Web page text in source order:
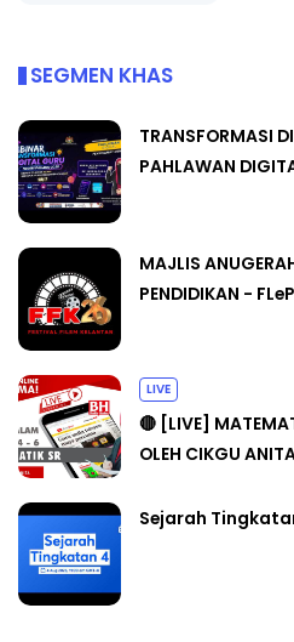
SEGMEN KHAS
TRANSFORMASI
PAHLAWAN
MAJLIS
PENDIDIKAN -
LIVE
🔴 [LIVE]
OLEH CIKGU
Sejarah